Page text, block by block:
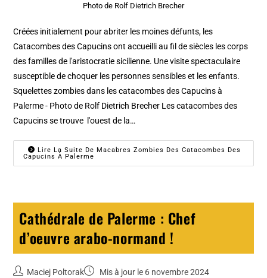
Photo de Rolf Dietrich Brecher
Créées initialement pour abriter les moines défunts, les
Catacombes des Capucins ont accueilli au fil de siècles les corps
des familles de l'aristocratie sicilienne. Une visite spectaculaire
susceptible de choquer les personnes sensibles et les enfants.
Squelettes zombies dans les catacombes des Capucins à
Palerme - Photo de Rolf Dietrich Brecher Les catacombes des
Capucins se trouve l'ouest de la…
Lire La Suite De Macabres Zombies Des Catacombes Des
Capucins À Palerme
Cathédrale de Palerme : Chef
d’oeuvre arabo-normand !
Maciej Poltorak Mis à jour le 6 novembre 2024